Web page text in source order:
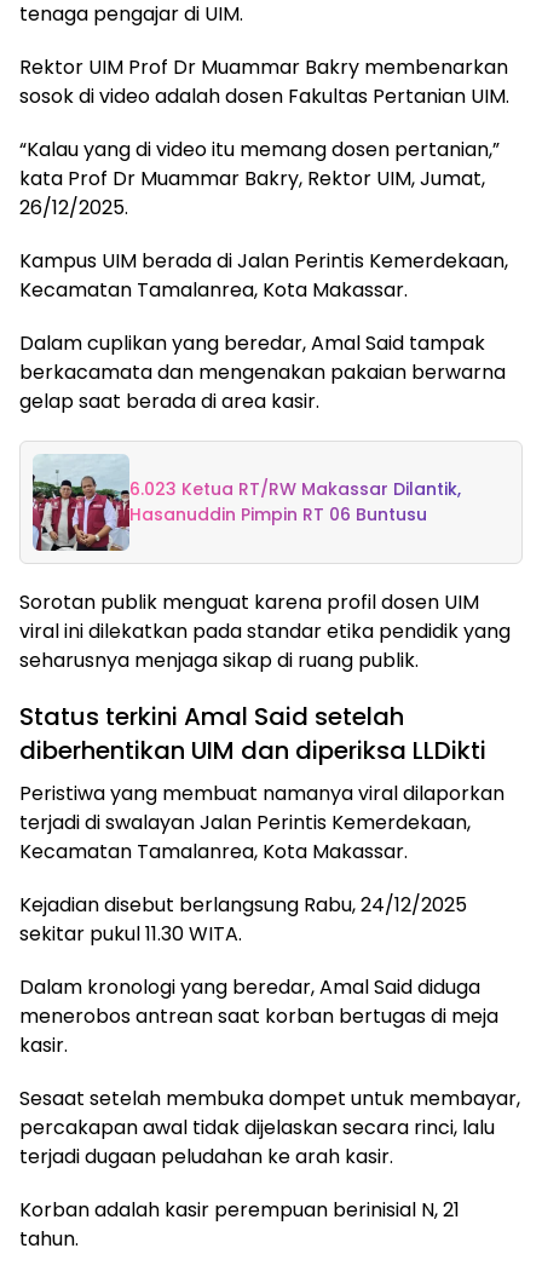
tenaga pengajar di UIM.
Rektor UIM Prof Dr Muammar Bakry membenarkan
sosok di video adalah dosen Fakultas Pertanian UIM.
“Kalau yang di video itu memang dosen pertanian,”
kata Prof Dr Muammar Bakry, Rektor UIM, Jumat,
26/12/2025.
Kampus UIM berada di Jalan Perintis Kemerdekaan,
Kecamatan Tamalanrea, Kota Makassar.
Dalam cuplikan yang beredar, Amal Said tampak
berkacamata dan mengenakan pakaian berwarna
gelap saat berada di area kasir.
6.023 Ketua RT/RW Makassar Dilantik,
Hasanuddin Pimpin RT 06 Buntusu
Sorotan publik menguat karena profil dosen UIM
viral ini dilekatkan pada standar etika pendidik yang
seharusnya menjaga sikap di ruang publik.
Status terkini Amal Said setelah
diberhentikan UIM dan diperiksa LLDikti
Peristiwa yang membuat namanya viral dilaporkan
terjadi di swalayan Jalan Perintis Kemerdekaan,
Kecamatan Tamalanrea, Kota Makassar.
Kejadian disebut berlangsung Rabu, 24/12/2025
sekitar pukul 11.30 WITA.
Dalam kronologi yang beredar, Amal Said diduga
menerobos antrean saat korban bertugas di meja
kasir.
Sesaat setelah membuka dompet untuk membayar,
percakapan awal tidak dijelaskan secara rinci, lalu
terjadi dugaan peludahan ke arah kasir.
Korban adalah kasir perempuan berinisial N, 21
tahun.